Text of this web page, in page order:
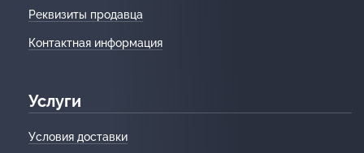
Реквизиты продавца
Контактная информация
Услуги
Условия доставки